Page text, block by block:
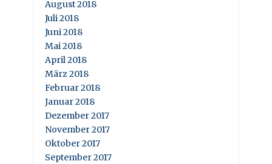
August 2018
Juli 2018
Juni 2018
Mai 2018
April 2018
März 2018
Februar 2018
Januar 2018
Dezember 2017
November 2017
Oktober 2017
September 2017